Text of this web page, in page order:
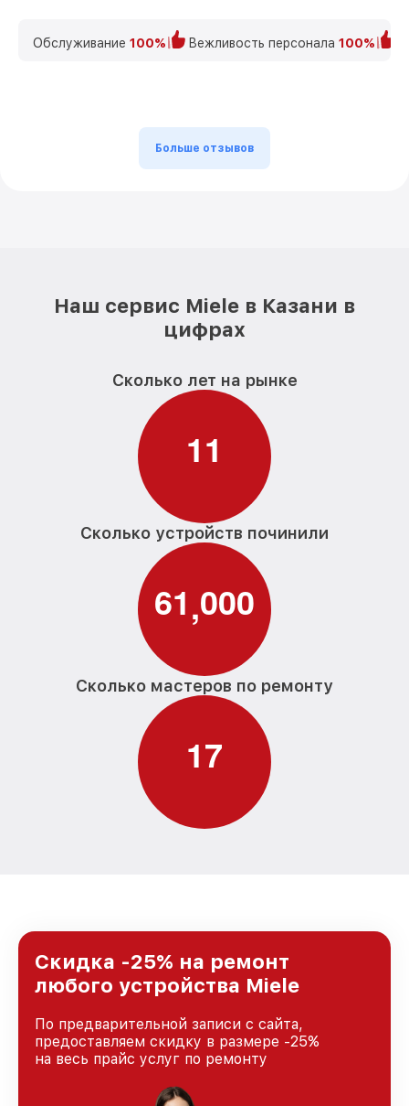
Обслуживание 100% Вежливость персонала 100%
Больше отзывов
Наш сервис Miele в Казани в
цифрах
Сколько лет на рынке
11
Сколько устройств починили
61,000
Сколько мастеров по ремонту
17
Скидка -25% на ремонт
любого устройства Miele
По предварительной записи с сайта,
предоставляем скидку в размере -25%
на весь прайс услуг по ремонту